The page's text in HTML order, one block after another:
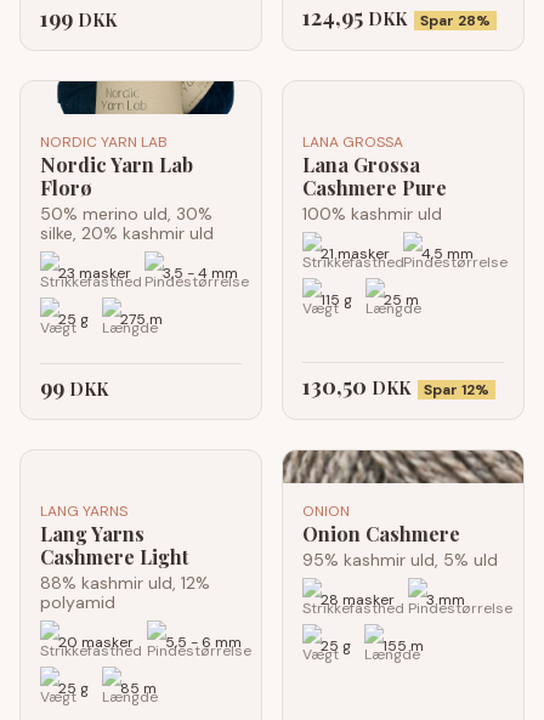
199 DKK 124,95 DKK Spar 28%
NORDIC YARN LAB
Nordic Yarn Lab
Florø
50% merino uld, 30%
silke, 20% kashmir uld
23 masker 3,5 - 4 mm
25 g 275 m
99 DKK
LANA GROSSA
Lana Grossa
Cashmere Pure
100% kashmir uld
21 masker 4,5 mm
115 g 25 m
130,50 DKK Spar 12%
LANG YARNS
Lang Yarns
Cashmere Light
88% kashmir uld, 12%
polyamid
20 masker 5,5 - 6 mm
25 g 85 m
ONION
Onion Cashmere
95% kashmir uld, 5% uld
28 masker 3 mm
25 g 155 m